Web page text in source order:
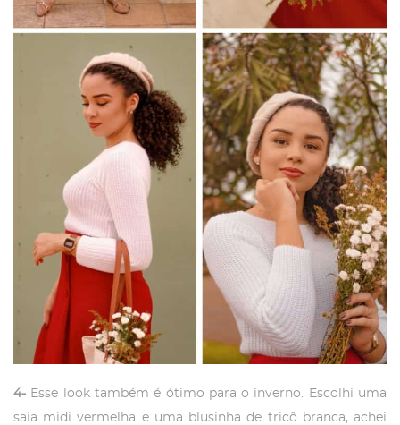
4- Esse look também é ótimo para o inverno. Escolhi uma
saia midi vermelha e uma blusinha de tricô branca, achei